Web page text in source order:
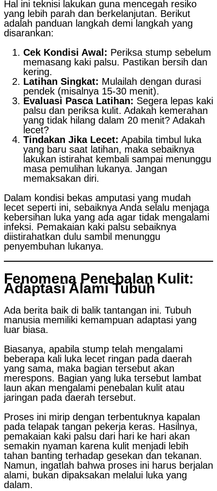
Hal ini teknisi lakukan guna mencegah resiko
yang lebih parah dan berkelanjutan. Berikut
adalah panduan langkah demi langkah yang
disarankan:
Cek Kondisi Awal: Periksa stump sebelum
memasang kaki palsu. Pastikan bersih dan
kering.
Latihan Singkat: Mulailah dengan durasi
pendek (misalnya 15-30 menit).
Evaluasi Pasca Latihan: Segera lepas kaki
palsu dan periksa kulit. Adakah kemerahan
yang tidak hilang dalam 20 menit? Adakah
lecet?
Tindakan Jika Lecet: Apabila timbul luka
yang baru saat latihan, maka sebaiknya
lakukan istirahat kembali sampai menunggu
masa pemulihan lukanya. Jangan
memaksakan diri.
Dalam kondisi bekas amputasi yang mudah
lecet seperti ini, sebaiknya Anda selalu menjaga
kebersihan luka yang ada agar tidak mengalami
infeksi. Pemakaian kaki palsu sebaiknya
diistirahatkan dulu sambil menunggu
penyembuhan lukanya.
Fenomena Penebalan Kulit:
Adaptasi Alami Tubuh
Ada berita baik di balik tantangan ini. Tubuh
manusia memiliki kemampuan adaptasi yang
luar biasa.
Biasanya, apabila stump telah mengalami
beberapa kali luka lecet ringan pada daerah
yang sama, maka bagian tersebut akan
merespons. Bagian yang luka tersebut lambat
laun akan mengalami penebalan kulit atau
jaringan pada daerah tersebut.
Proses ini mirip dengan terbentuknya kapalan
pada telapak tangan pekerja keras. Hasilnya,
pemakaian kaki palsu dari hari ke hari akan
semakin nyaman karena kulit menjadi lebih
tahan banting terhadap gesekan dan tekanan.
Namun, ingatlah bahwa proses ini harus berjalan
alami, bukan dipaksakan melalui luka yang
dalam.